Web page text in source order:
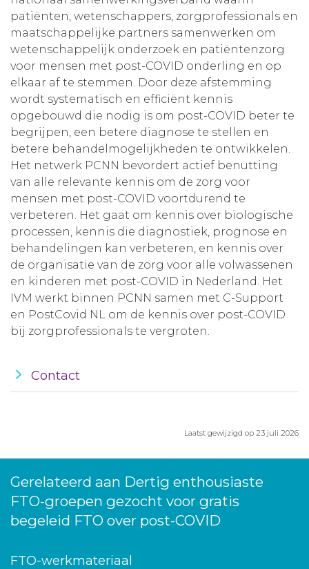
patiënten, wetenschappers, zorgprofessionals en
maatschappelijke partners samenwerken om
wetenschappelijk onderzoek en patiëntenzorg
voor mensen met post-COVID onderling en op
elkaar af te stemmen. Door deze afstemming
wordt systematisch en efficiënt kennis
opgebouwd die nodig is om post-COVID beter te
begrijpen, een betere diagnose te stellen en
betere behandelmogelijkheden te ontwikkelen.
Het netwerk PCNN bevordert actief benutting
van alle relevante kennis om de zorg voor
mensen met post-COVID voortdurend te
verbeteren. Het gaat om kennis over biologische
processen, kennis die diagnostiek, prognose en
behandelingen kan verbeteren, en kennis over
de organisatie van de zorg voor alle volwassenen
en kinderen met post-COVID in Nederland. Het
IVM werkt binnen PCNN samen met C-Support
en PostCovid NL om de kennis over post-COVID
bij zorgprofessionals te vergroten.
Contact
Laatst gewijzigd op 23 juli 2026
Gerelateerd aan Dertig enthousiaste
FTO-groepen gezocht voor gratis
begeleid FTO over post-COVID
FTO-werkmateriaal